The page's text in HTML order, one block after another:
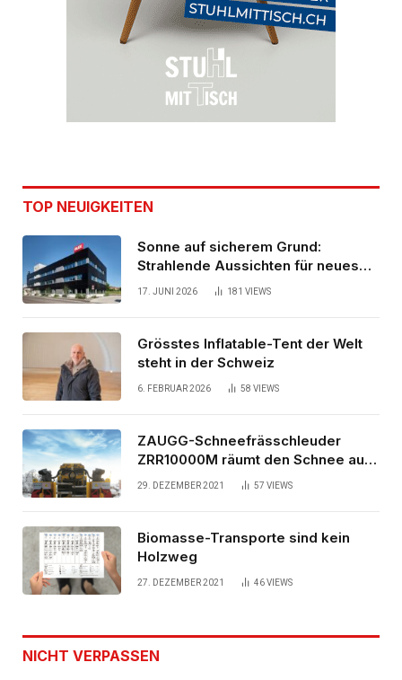
TOP NEUIGKEITEN
Sonne auf sicherem Grund:
Strahlende Aussichten für neues
Bürogebäude
17. JUNI 2026 181 VIEWS
Grösstes Inflatable-Tent der Welt
steht in der Schweiz
6. FEBRUAR 2026 58 VIEWS
ZAUGG-Schneefrässchleuder
ZRR10000M räumt den Schnee auf
schwedischen Gleisen
29. DEZEMBER 2021 57 VIEWS
Biomasse-Transporte sind kein
Holzweg
27. DEZEMBER 2021 46VIEWS
NICHT VERPASSEN